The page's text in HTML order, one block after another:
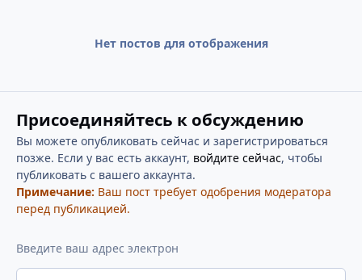
Нет постов для отображения
Присоединяйтесь к обсуждению
Вы можете опубликовать сейчас и зарегистрироваться
позже. Если у вас есть аккаунт, войдите сейчас, чтобы
публиковать с вашего аккаунта.
Примечание: Ваш пост требует одобрения модератора
перед публикацией.